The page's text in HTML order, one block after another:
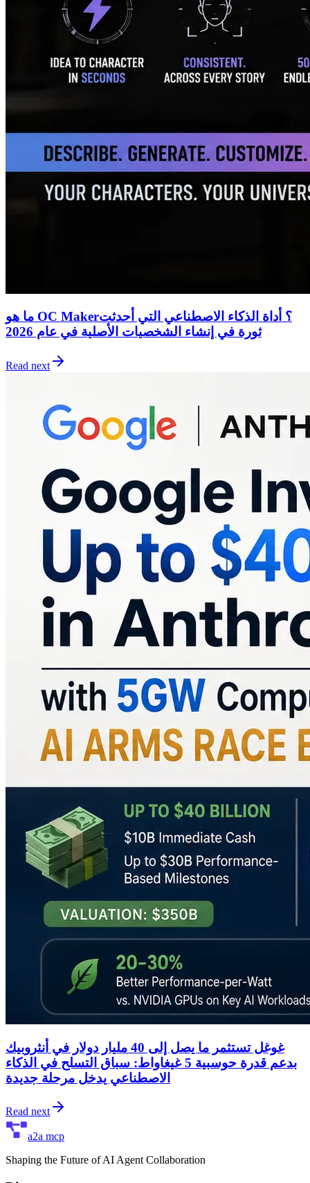
ما هو OC Maker؟ أداة الذكاء الاصطناعي التي أحدثت
ثورة في إنشاء الشخصيات الأصلية في عام 2026
Read next
غوغل تستثمر ما يصل إلى 40 مليار دولار في أنثروبيك
بدعم قدرة حوسبية 5 غيغاواط: سباق التسلح في الذكاء
الاصطناعي يدخل مرحلة جديدة
Read next
a2a mcp
Shaping the Future of AI Agent Collaboration